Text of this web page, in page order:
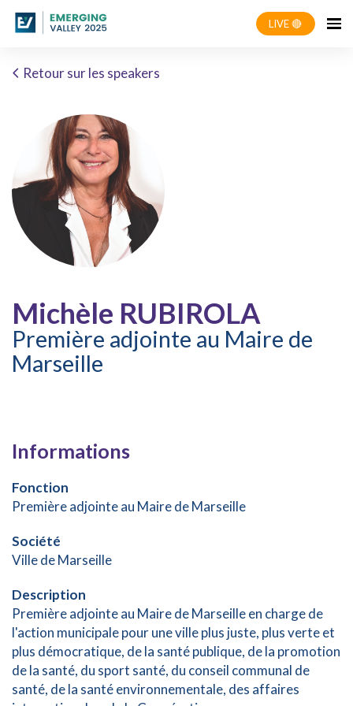
LIVE 🔴
Retour sur les speakers
Michèle RUBIROLA
Première adjointe au Maire de
Marseille
Informations
Fonction
Première adjointe au Maire de Marseille
Société
Ville de Marseille
Description
Première adjointe au Maire de Marseille en charge de
l'action municipale pour une ville plus juste, plus verte et
plus démocratique, de la santé publique, de la promotion
de la santé, du sport santé, du conseil communal de
santé, de la santé environnementale, des affaires